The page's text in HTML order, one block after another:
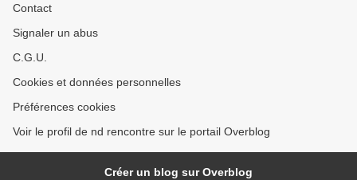
Contact
Signaler un abus
C.G.U.
Cookies et données personnelles
Préférences cookies
Voir le profil de nd rencontre sur le portail Overblog
Créer un blog sur Overblog